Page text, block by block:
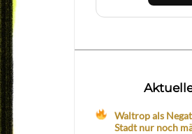
Waltrop als
Stadt nur noch